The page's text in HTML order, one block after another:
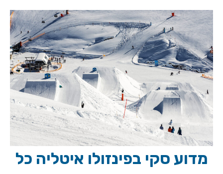
מדוע סקי בפינזולו איטליה כל